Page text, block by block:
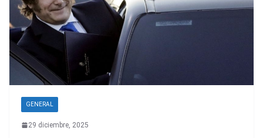
GENERAL
29 diciembre, 2025